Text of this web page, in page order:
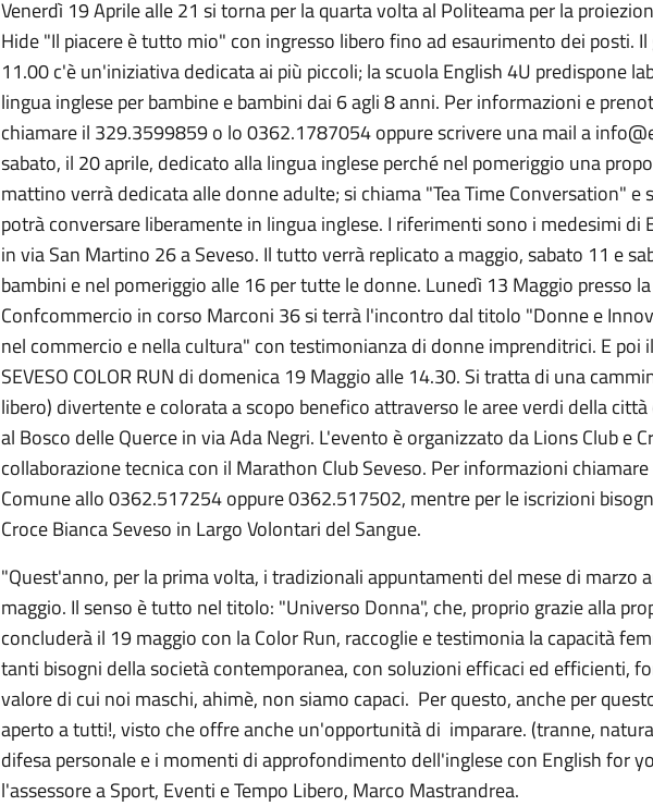
Venerdì 19 Aprile alle 21 si torna per la quarta volta al Politeama per la
Hide "Il piacere è tutto mio" con ingresso libero fino ad esaurimento dei posti.
11.00 c'è un'iniziativa dedicata ai più piccoli; la scuola English 4U predispone
lingua inglese per bambine e bambini dai 6 agli 8 anni. Per informazioni e
chiamare il 329.3599859 o lo 0362.1787054 oppure scrivere una mail a
sabato, il 20 aprile, dedicato alla lingua inglese perché nel pomeriggio una
mattino verrà dedicata alle donne adulte; si chiama "Tea Time Conversation" e
potrà conversare liberamente in lingua inglese. I riferimenti sono i medesimi di
in via San Martino 26 a Seveso. Il tutto verrà replicato a maggio, sabato 11 e
bambini e nel pomeriggio alle 16 per tutte le donne. Lunedì 13 Maggio presso
Confcommercio in corso Marconi 36 si terrà l'incontro dal titolo "Donne e
nel commercio e nella cultura" con testimonianza di donne imprenditrici. E poi
SEVESO COLOR RUN di domenica 19 Maggio alle 14.30. Si tratta di una
libero) divertente e colorata a scopo benefico attraverso le aree verdi della
al Bosco delle Querce in via Ada Negri. L'evento è organizzato da Lions Club e
collaborazione tecnica con il Marathon Club Seveso. Per informazioni
Comune allo 0362.517254 oppure 0362.517502, mentre per le iscrizioni
Croce Bianca Seveso in Largo Volontari del Sangue.
"Quest'anno, per la prima volta, i tradizionali appuntamenti del mese di marzo
maggio. Il senso è tutto nel titolo: "Universo Donna", che, proprio grazie alla
concluderà il 19 maggio con la Color Run, raccoglie e testimonia la capacità
tanti bisogni della società contemporanea, con soluzioni efficaci ed efficienti,
valore di cui noi maschi, ahimè, non siamo capaci. Per questo, anche per
aperto a tutti!, visto che offre anche un'opportunità di imparare. (tranne,
difesa personale e i momenti di approfondimento dell'inglese con English for
l'assessore a Sport, Eventi e Tempo Libero, Marco Mastrandrea.